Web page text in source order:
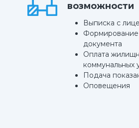
возможности
Выписка с
Формирование
документа
Оплата
коммунальных
Подача
Оповещения